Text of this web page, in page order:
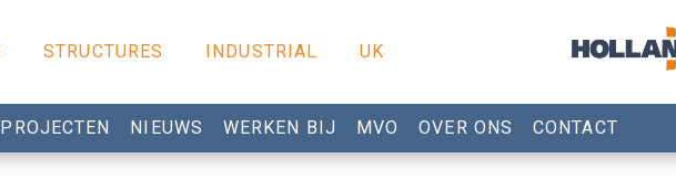
STRUCTURES INDUSTRIAL UK
PROJECTEN NIEUWS WERKEN BIJ MVO OVER ONS CONTACT